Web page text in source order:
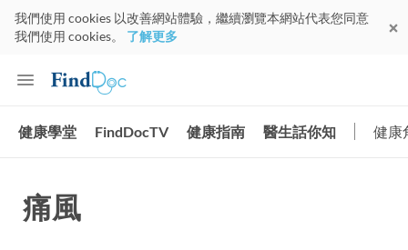
我們使用 cookies 以改善網站體驗，繼續瀏覽本網站代表您同意
我們使用 cookies。 了解更多
健康學堂 FindDocTV 健康指南 醫生話你知 健康
痛風